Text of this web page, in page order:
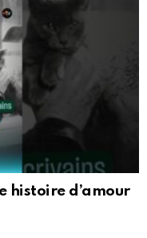
histoire d’amour